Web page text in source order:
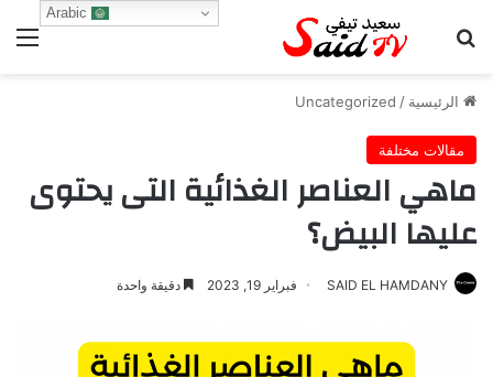
بحث عن
الرئيسية /
Uncategorized
مقالات مختلفة
ماهي العناصر الغذائية التى يحتوى
عليها البيض؟
SAID EL HAMDANY فبراير 19, 2023 دقيقة واحدة